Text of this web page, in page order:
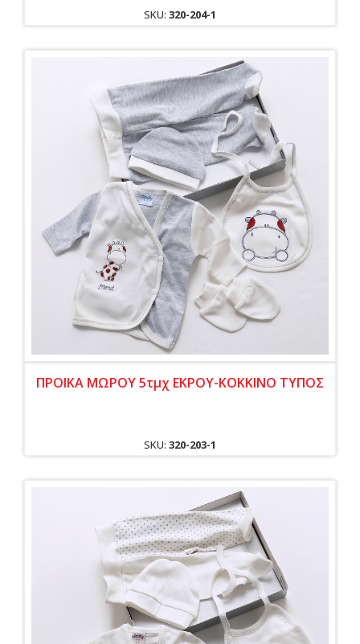
SKU: 320-204-1
ΠΡΟΙΚΑ ΜΩΡΟΥ 5τμχ ΕΚΡΟΥ-ΚΟΚΚΙΝΟ ΤΥΠΟΣ
SKU: 320-203-1